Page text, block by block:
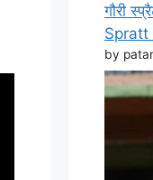
गौरी
Spratt
by